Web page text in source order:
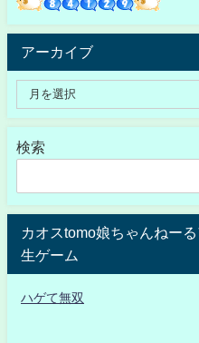
アーカイブ
検索
カオスtomo娘ちゃんねー
生ゲーム
ハゲて無双